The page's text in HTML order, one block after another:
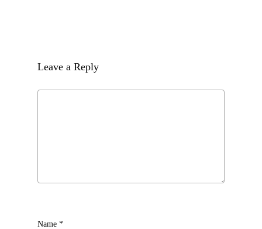
Leave a Reply
Name *